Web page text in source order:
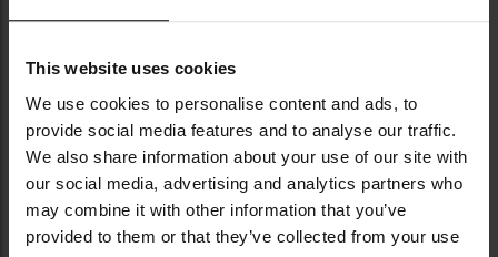
This website uses cookies
We use cookies to personalise content and ads, to
provide social media features and to analyse our traffic.
We also share information about your use of our site with
our social media, advertising and analytics partners who
may combine it with other information that you’ve
provided to them or that they’ve collected from your use
ЗАКІНЧЕННЯ ТОВАРУ
Рюкзак MFH US Assault I Basic
30 л - Coyote
Час відправлення:Немає в
наявності
1 558,63 грн
ЗАКІНЧЕННЯ ТОВАРУ
Рюкзак MFH Recon II 25 л -
Operation-Camo
Час відправлення:Немає в
наявності
1 678,54 грн
2 397,96 грн